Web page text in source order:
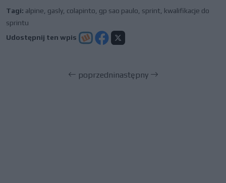
Tagi: alpine gasly colapinto gp sao paulo sprint kwalifikacje do
sprintu
Udostępnij ten wpis
poprzedninastępny